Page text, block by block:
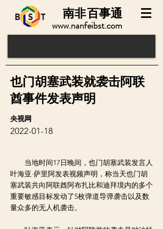
www.nanfeibst.com
百事通
南非
当地时间17日晚间，也门胡塞武装发言人
叶海亚·萨里阿发表视频声明，称当天也门胡
塞武装共向阿联酋阿布扎比和迪拜境内的多个
重要敏感目标发动了5枚弹道导弹袭击以及数
量众多的无人机袭击。
央视网
2022-01-18
也门胡塞武装就袭击阿联
酋事件发表声明